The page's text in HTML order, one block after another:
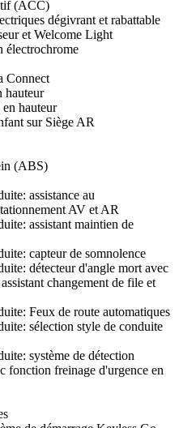
(ACC)
dégivrant et rabattable
et Welcome Light
électrochrome
Connect
hauteur
hauteur
sur Siège AR
(ABS)
assistance au
AV et AR
assistant maintien de
capteur de somnolence
détecteur d'angle mort avec
changement de file et
Feux de route automatiques
sélection style de conduite
système de détection
fonction freinage d'urgence en